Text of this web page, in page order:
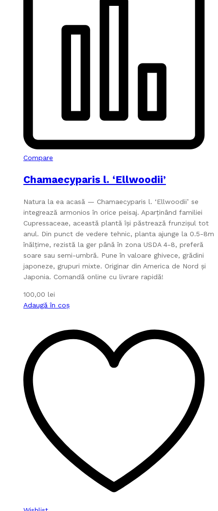
Compare
Chamaecyparis l. ‘Ellwoodii’
Natura la ea acasă — Chamaecyparis l. ‘Ellwoodii’ se
integrează armonios în orice peisaj. Aparținând familiei
Cupressaceae, această plantă își păstrează frunzișul tot
anul. Din punct de vedere tehnic, planta ajunge la 0.5-8m
înălțime, rezistă la ger până în zona USDA 4-8, preferă
soare sau semi-umbră. Pune în valoare ghivece, grădini
japoneze, grupuri mixte. Originar din America de Nord și
Japonia. Comandă online cu livrare rapidă!
100,00 lei
Adaugă în coș